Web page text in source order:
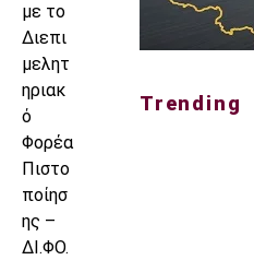
με το
Διεπι
μελητ
ηριακ
ό
Φορέα
Πιστο
ποίησ
ης –
ΔΙ.ΦΟ.
Trending